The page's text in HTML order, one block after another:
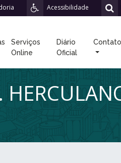
Acessibilidade
Serviços
Online
Diário
Oficial